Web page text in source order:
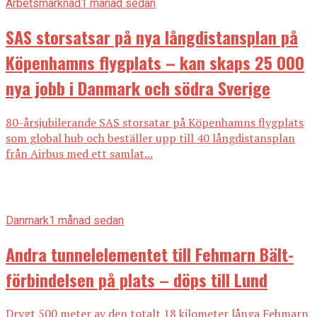
Arbetsmarknad1 månad sedan
SAS storsatsar på nya långdistansplan på
Köpenhamns flygplats – kan skaps 25 000
nya jobb i Danmark och södra Sverige
80-årsjubilerande SAS storsatar på Köpenhamns flygplats
som global hub och beställer upp till 40 långdistansplan
från Airbus med ett samlat...
Danmark1 månad sedan
Andra tunnelelementet till Fehmarn Bält-
förbindelsen på plats – döps till Lund
Drygt 500 meter av den totalt 18 kilometer långa Fehmarn